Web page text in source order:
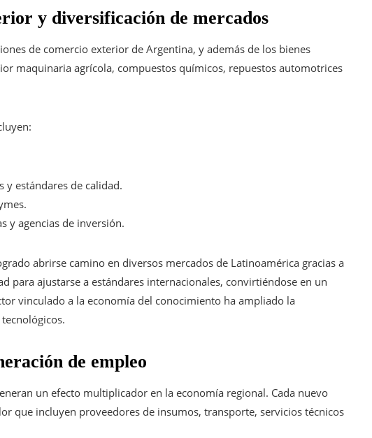
y diversificación de mercados
de comercio exterior de Argentina, y además de los bienes
maquinaria agrícola, compuestos químicos, repuestos automotrices
y estándares de calidad.
y agencias de inversión.
abrirse camino en diversos mercados de Latinoamérica gracias a
para ajustarse a estándares internacionales, convirtiéndose en un
vinculado a la economía del conocimiento ha ampliado la
de empleo
un efecto multiplicador en la economía regional. Cada nuevo
que incluyen proveedores de insumos, transporte, servicios técnicos